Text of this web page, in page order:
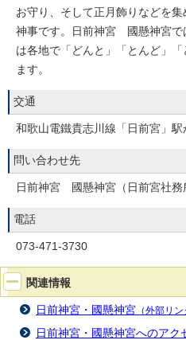
お守り、そして正月飾りなどを
神事です。日前神宮 國懸神宮で
は各地で「どんと」「とんど」
ます。
交通
和歌山電鐵貴志川線「日前宮」駅
問い合わせ先
日前神宮 國懸神宮（日前宮社務
電話
073-471-3730
関連情報
日前神宮・國懸神宮 （外部リン
日前神宮・國懸神宮へのアク